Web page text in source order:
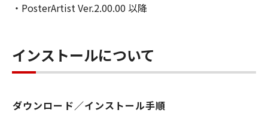
保証
キヤノンは、お客様が「許諾ソフトウエ
ア」を購入した日から90日の間、「許諾ソ
（以下「メディア」と言います）に物理的
・PosterArtist Ver.2.00.00 以降
インストールについて
ダウンロード／インストール手順